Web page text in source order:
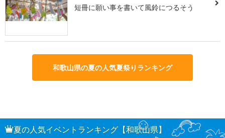
短冊に願い事を書いて風鈴につるそう
和歌山県の夏の人気夏祭りランキング
夏の人気イベントランキング【和歌山県】